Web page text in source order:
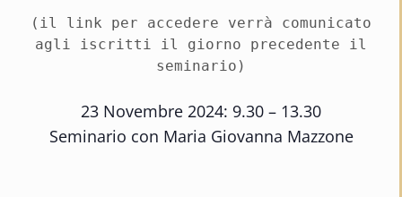
(il link per accedere verrà comunicato
agli iscritti il giorno precedente il
seminario)
23 Novembre 2024: 9.30 – 13.30
Seminario con Maria Giovanna Mazzone